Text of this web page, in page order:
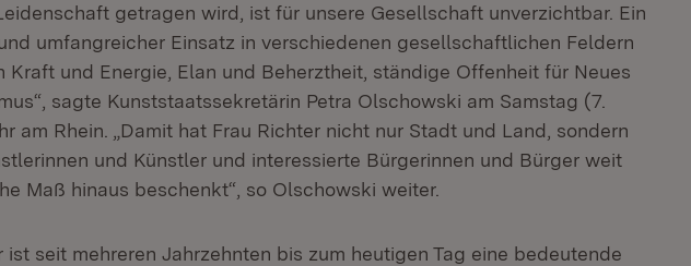
getragen wird, ist für unsere Gesellschaft unverzichtbar. Ein
umfangreicher Einsatz in verschiedenen gesellschaftlichen Feldern
Kraft und Energie, Elan und Beherztheit, ständige Offenheit für Neues
sagte Kunststaatssekretärin Petra Olschowski am Samstag (7.
am Rhein. „Damit hat Frau Richter nicht nur Stadt und Land, sondern
und Künstler und interessierte Bürgerinnen und Bürger weit
Maß hinaus beschenkt“, so Olschowski weiter.
ist seit mehreren Jahrzehnten bis zum heutigen Tag eine bedeutende